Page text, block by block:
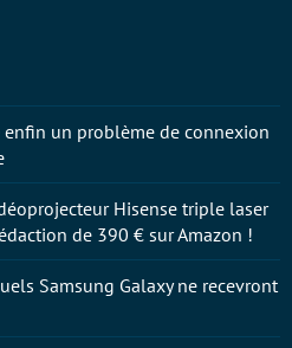
enfin un problème de connexion
Hisense triple laser
de 390 € sur Amazon !
Samsung Galaxy ne recevront